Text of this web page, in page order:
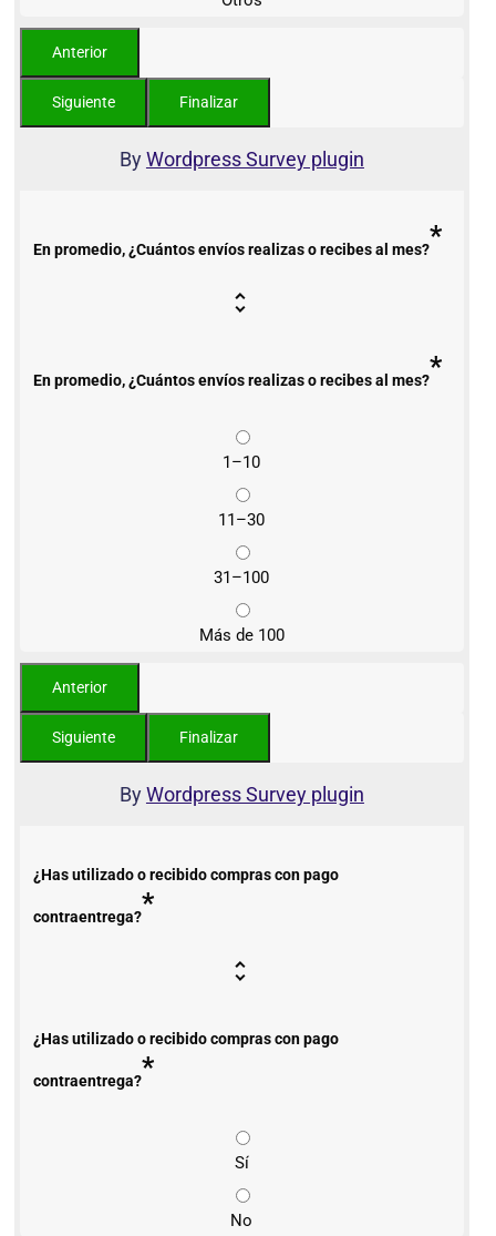
ByWordpress Survey plugin
En promedio, ¿Cuántos envíos realizas o recibes al mes?*
En promedio, ¿Cuántos envíos realizas o recibes al mes?*
1–10
11–30
31–100
Más de 100
ByWordpress Survey plugin
¿Has utilizado o recibido compras con pago
contraentrega?*
¿Has utilizado o recibido compras con pago
contraentrega?*
Sí
No